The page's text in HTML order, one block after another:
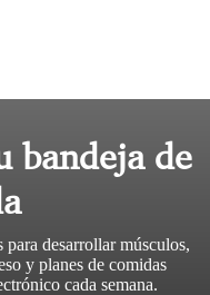
bandeja de
para desarrollar músculos,
y planes de comidas
cada semana.